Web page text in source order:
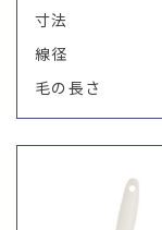
寸法
線径
毛の長さ